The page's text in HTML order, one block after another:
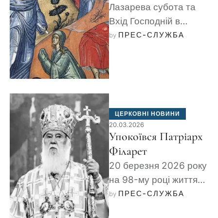
Лазарева субота та
Вхід Господній в
Єрусалим (Вербна
by ПРЕС-СЛУЖБА
ЦЕРКОВНІ НОВИНИ
20.03.2026
Упокоївся Патріарх
Філарет
20 березня 2026 року
на 98-му році життя
завершив свій земний
by ПРЕС-СЛУЖБА